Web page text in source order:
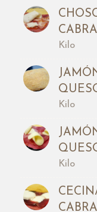
CABRA
Kilo
Kilo
Kilo
CABRA